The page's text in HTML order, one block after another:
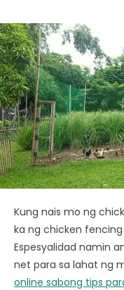
Kung nais mo ng
ka ng chicken fencing
Espesyalidad namin
net para sa lahat ng
online sabong tips